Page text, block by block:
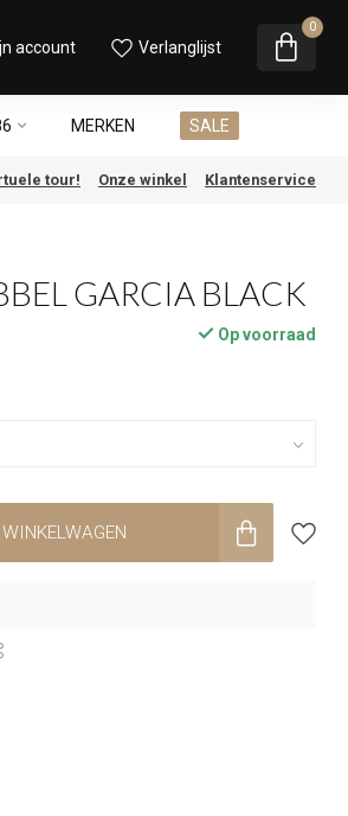
account Verlanglijst
0
MERKEN SALE
tour! Onze winkel Klantenservice
GARCIA BLACK
Op voorraad